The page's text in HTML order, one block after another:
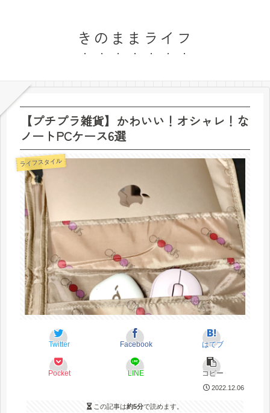
きのままライフ
【プチプラ雑貨】かわいい！オシャレ！な
ノートPCケース6選
ライフスタイル
Twitter Facebook はてブ
Pocket LINE コピー
2022.12.06
この記事は約5分で読めます。